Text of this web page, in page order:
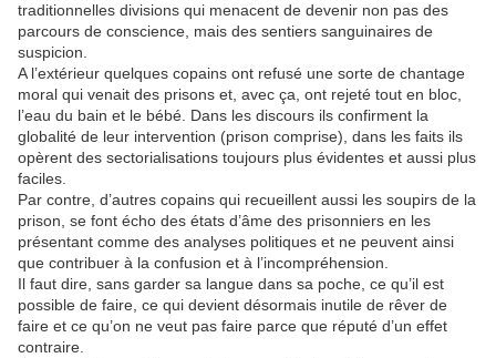
traditionnelles divisions qui menacent de devenir non pas des
parcours de conscience, mais des sentiers sanguinaires de
suspicion.
A l’extérieur quelques copains ont refusé une sorte de chantage
moral qui venait des prisons et, avec ça, ont rejeté tout en bloc,
l’eau du bain et le bébé. Dans les discours ils confirment la
globalité de leur intervention (prison comprise), dans les faits ils
opèrent des sectorialisations toujours plus évidentes et aussi plus
faciles.
Par contre, d’autres copains qui recueillent aussi les soupirs de la
prison, se font écho des états d’âme des prisonniers en les
présentant comme des analyses politiques et ne peuvent ainsi
que contribuer à la confusion et à l’incompréhension.
Il faut dire, sans garder sa langue dans sa poche, ce qu’il est
possible de faire, ce qui devient désormais inutile de rêver de
faire et ce qu’on ne veut pas faire parce que réputé d’un effet
contraire.